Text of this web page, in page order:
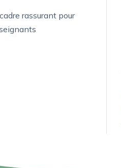
rassurant pour